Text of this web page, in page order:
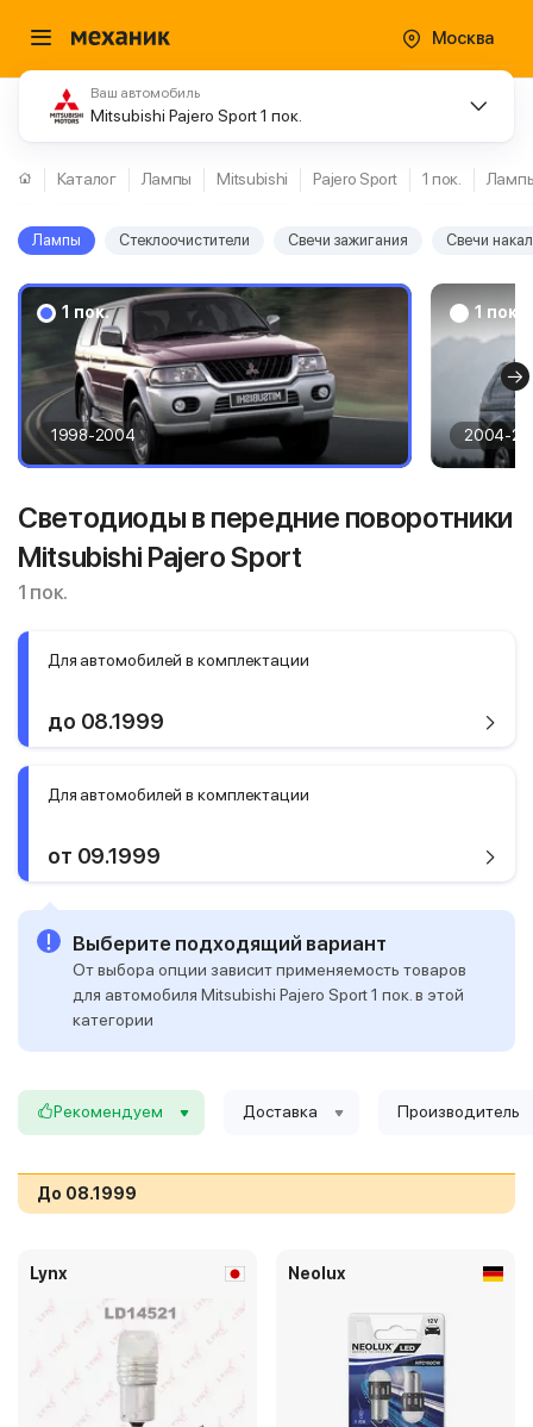
Москва
Ваш автомобиль
Mitsubishi Pajero Sport 1 пок.
Каталог Лампы Mitsubishi Pajero Sport 1 пок.
Лампы Стеклоочистители Свечи зажигания Свечи
1 пок.
1998-2004
1 пок.
2004-
Светодиоды в передние поворотники
Mitsubishi Pajero Sport
1 пок.
Для автомобилей в комплектации
до 08.1999
Для автомобилей в комплектации
от 09.1999
Выберите подходящий вариант
От выбора опции зависит применяемость товаров
для автомобиля Mitsubishi Pajero Sport 1 пок. в этой
категории
Рекомендуем Доставка Производитель
До 08.1999
Lynx Neolux